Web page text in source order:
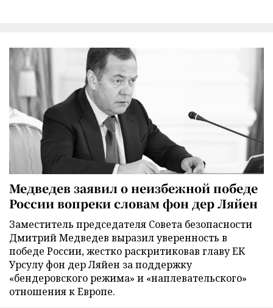
Медведев заявил о неизбежной победе
России вопреки словам фон дер Ляйен
Заместитель председателя Совета безопасности
Дмитрий Медведев выразил уверенность в
победе России, жестко раскритиковав главу ЕК
Урсулу фон дер Ляйен за поддержку
«бендеровского режима» и «наплевательского»
отношения к Европе.